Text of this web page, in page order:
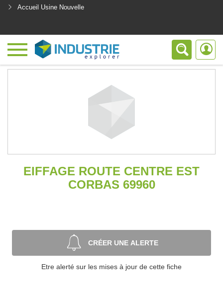
Accueil Usine Nouvelle
EIFFAGE ROUTE CENTRE EST
CORBAS 69960
CRÉER UNE ALERTE
Etre alerté sur les mises à jour de cette fiche